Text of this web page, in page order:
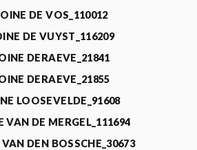
DE VOS_110012
DE VUYST_116209
DERAEVE_21841
DERAEVE_21855
LOOSEVELDE_91608
VAN DE MERGEL_111694
DEN BOSSCHE_30673